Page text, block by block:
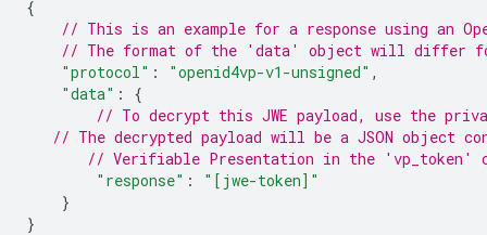
{
// This is an example for a response using an
// The format of the 'data' object will differ
"protocol" : "openid4vp-v1-unsigned" ,
"data" :
{
// To decrypt this JWE payload, use the
// The decrypted payload will be a JSON object
// Verifiable Presentation in the 'vp_token'
"response" :
"[jwe-token]"
}
}